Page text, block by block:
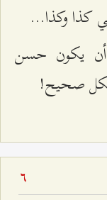
كذا وكذا...
يكون حسن
صحيح!
6